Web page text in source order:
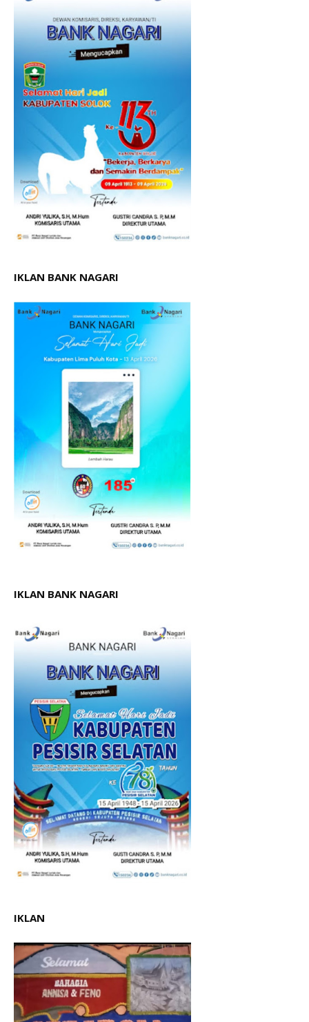
IKLAN BANK NAGARI
IKLAN BANK NAGARI
IKLAN